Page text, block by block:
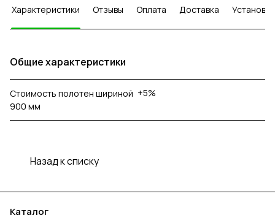
Характеристики Отзывы Оплата Доставка Установка
Общие характеристики
Стоимость полотен шириной
900 мм
+5%
Назад к списку
Каталог